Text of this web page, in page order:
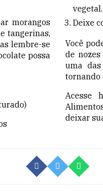
morangos
tangerinas,
lembre-se
possa
vegetal.
Deixe
Você
de
uma das
tornando
Acesse
deixar